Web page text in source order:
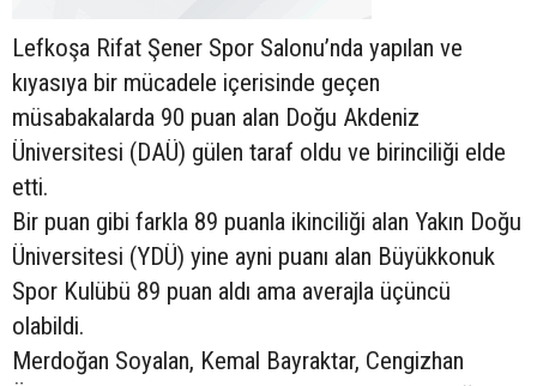
Lefkoşa Rifat Şener Spor Salonu’nda yapılan ve
kıyasıya bir mücadele içerisinde geçen
müsabakalarda 90 puan alan Doğu Akdeniz
Üniversitesi (DAÜ) gülen taraf oldu ve birinciliği elde
etti.
Bir puan gibi farkla 89 puanla ikinciliği alan Yakın Doğu
Üniversitesi (YDÜ) yine ayni puanı alan Büyükkonuk
Spor Kulübü 89 puan aldı ama averajla üçüncü
olabildi.
Merdoğan Soyalan, Kemal Bayraktar, Cengizhan